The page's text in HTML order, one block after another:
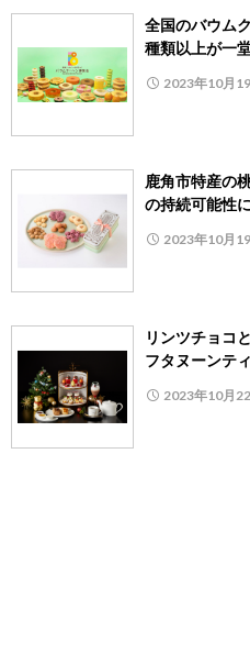
全国のバウム
種類以上が一
2023年10月
鹿角市特産の
の持続可能性
2023年10月
リンツチョコ
フタヌーンテ
2023年10月